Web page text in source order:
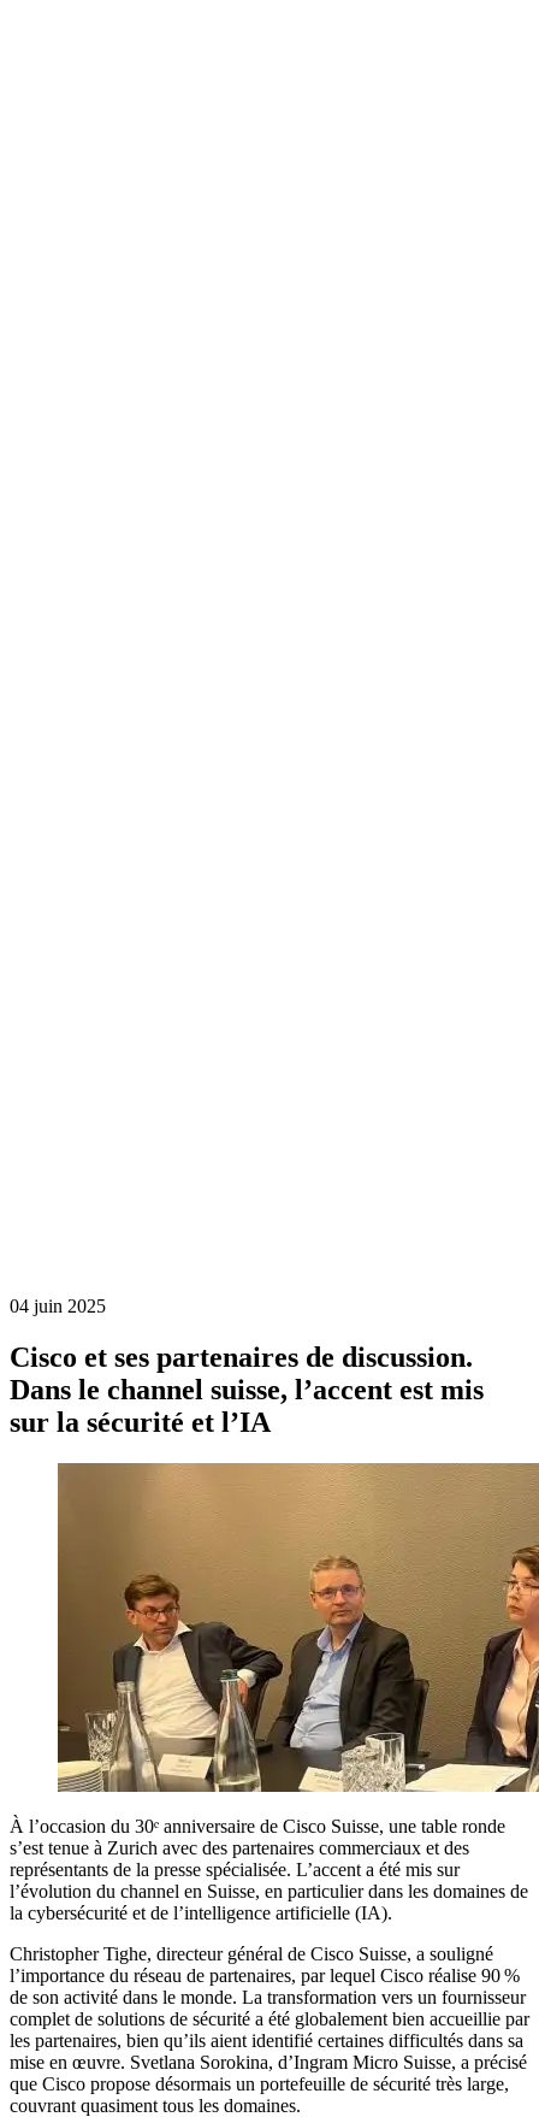
04 juin 2025
Cisco et ses partenaires de discussion.
Dans le channel suisse, l’accent est mis
sur la sécurité et l’IA
À l’occasion du 30ᵉ anniversaire de Cisco Suisse, une table ronde
s’est tenue à Zurich avec des partenaires commerciaux et des
représentants de la presse spécialisée. L’accent a été mis sur
l’évolution du channel en Suisse, en particulier dans les domaines de
la cybersécurité et de l’intelligence artificielle (IA).
Christopher Tighe, directeur général de Cisco Suisse, a souligné
l’importance du réseau de partenaires, par lequel Cisco réalise 90 %
de son activité dans le monde. La transformation vers un fournisseur
complet de solutions de sécurité a été globalement bien accueillie par
les partenaires, bien qu’ils aient identifié certaines difficultés dans sa
mise en œuvre. Svetlana Sorokina, d’Ingram Micro Suisse, a précisé
que Cisco propose désormais un portefeuille de sécurité très large,
couvrant quasiment tous les domaines.